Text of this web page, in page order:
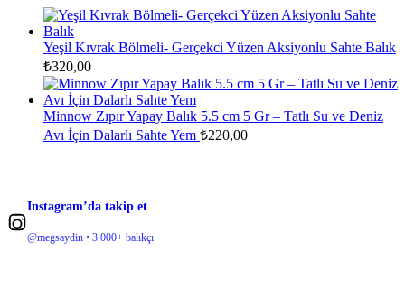
Yeşil Kıvrak Bölmeli- Gerçekci Yüzen Aksiyonlu Sahte Balık
₺320,00
Minnow Zıpır Yapay Balık 5.5 cm 5 Gr – Tatlı Su ve Deniz
Avı İçin Dalarlı Sahte Yem ₺220,00
Instagram’da takip et
@megsaydin • 3.000+ balıkçı